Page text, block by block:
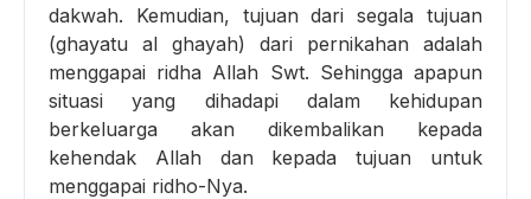
dakwah. Kemudian, tujuan dari segala tujuan
(ghayatu al ghayah) dari pernikahan adalah
menggapai ridha Allah Swt. Sehingga apapun
situasi yang dihadapi dalam kehidupan
berkeluarga akan dikembalikan kepada
kehendak Allah dan kepada tujuan untuk
menggapai ridho-Nya.